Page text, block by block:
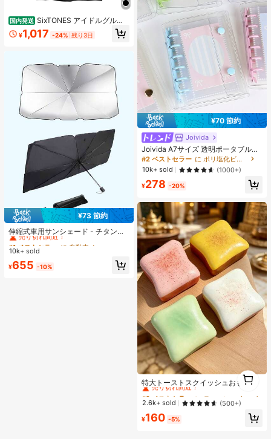
国内発送 SixTONES アイドルグルー
プ 記念デザイン 半袖 メンズ レディ
ース ゆったり 推し活グッズファン向
¥1,017 -24% 残り3日
¥73 節約
伸縮式車用サンシェード - チタンシ
ルバー素材、UVカット、簡単使用・
収納、素早い開閉、UV線を遮断、車
ある軽量設計、フロントウィンドウ
#1 ベストセラー に 自動車
売り切れ間近！
#1 ベストセラー に 自動車
売り切れ間近！
#1 ベストセラー に 自動車
売り切れ間近！
#1 ベストセラー
10k+ sold
¥655 -10%
¥70 節約
Joivida
Joivida A7サイズ 透明ポータブルフ
ァイルフォルダー ダブルスナップ
式、写真の保管に最適、フォトアル
バムとしても使用可能、文房具、ノ
ート、ステッカーブック、オフィス
用品、学校用品、新学期に
#2 ベストセラー
に ポリ塩化ビニル バインダー
10k+ sold
(1000+)
¥278 -20%
特大トーストスクイッシュおもち
ゃ、超ソフトバタートーストストレ
ス解消スクイーズおもちゃ、ピン
ク、イエロー、ホワイト、グリーン
の4色展開、ストレス解消スクイッ
シュおもちゃ -- 誕生日やホリデーギ
#2 ベストセラー
に ティーンエイジャー向けのスクイーズおもちゃ
売り切れ間近！
#2 ベストセラー
売り切れ間近！
#2 ベストセラー
売り切れ間近！
#2 ベストセラー
に ティーンエイジャー向けのスクイーズおもちゃ
売り切れ間近！
2.6k+ sold (500+)
¥160 -5%
1